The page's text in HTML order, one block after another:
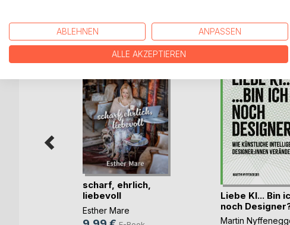
WEITERE TITEL BEIBoD
scharf, ehrlich,
liebevoll
Esther Mare
Liebe KI... Bin
noch
Martin
ABLEHNEN ANPASSEN
ALLE AKZEPTIEREN